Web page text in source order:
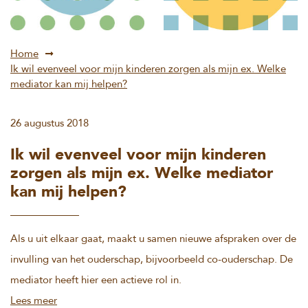
Home
Ik wil evenveel voor mijn kinderen zorgen als mijn ex. Welke
mediator kan mij helpen?
26 augustus 2018
Ik wil evenveel voor mijn kinderen
zorgen als mijn ex. Welke mediator
kan mij helpen?
Als u uit elkaar gaat, maakt u samen nieuwe afspraken over de
invulling van het ouderschap, bijvoorbeeld co-ouderschap. De
mediator heeft hier een actieve rol in.
Lees meer